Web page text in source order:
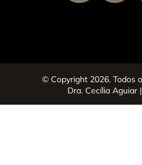
© Copyright 2026. Todos
Dra. Cecília Aguiar